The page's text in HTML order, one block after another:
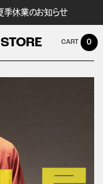
季休業のお知らせ
0